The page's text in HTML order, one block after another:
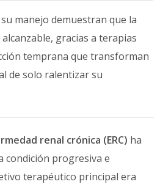
manejo demuestran que la
gracias a terapias
temprana que transforman
de solo ralentizar su
renal crónica (ERC) ha
condición progresiva e
terapéutico principal era